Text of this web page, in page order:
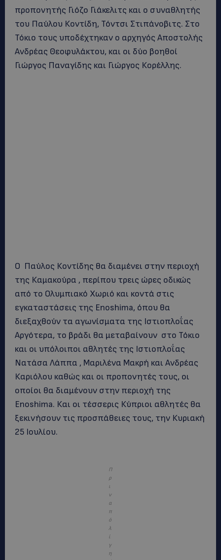
προπονητής Γιόζο Γιάκελιτς και ο συναθλητής
του Παύλου Κοντίδη, Τόντσι Στιπάνοβιτς. Στο
Τόκιο τους υποδέχτηκαν ο αρχηγός Αποστολής
Ανδρέας Θεοφυλάκτου, και οι δύο βοηθοί
Γιώργος Παναγίδης και Γιώργος Κορέλλης.
Ο Παύλος Κοντίδης θα διαμένει στην περιοχή
της Καμακούρα , περίπου τρεις ώρες οδικώς
από το Ολυμπιακό Χωριό και κοντά στις
εγκαταστάσεις της Enoshima, όπου θα
διεξαχθούν τα αγωνίσματα της Ιστιοπλοΐας
Αργότερα, το βράδι θα μεταβαίνουν στο Τόκιο
και οι υπόλοιποι αθλητές της Ιστιοπλοΐας
Νατάσα Λάππα , Μαριλένα Μακρή και Ανδρέας
Καριόλου καθώς και οι προπονητές τους, οι
οποίοι θα διαμένουν στην περιοχή της
Enoshima. Και οι τέσσερις Κύπριοι αθλητές θα
ξεκινήσουν τις προσπάθειες τους, την Κυριακή
25 Ιουλίου.
Π
ρ
ι
ν
α
π
ό
λ
ί
γ
η